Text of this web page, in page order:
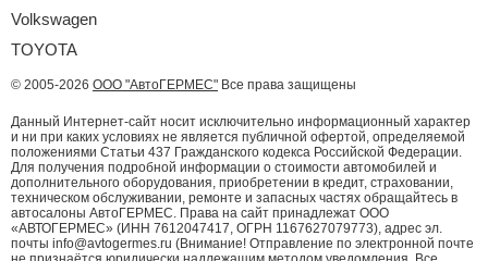
Volkswagen
TOYOTA
© 2005-2026 ООО "АвтоГЕРМЕС" Все права защищены
Данный Интернет-сайт носит исключительно информационный характер
и ни при каких условиях не является публичной офертой, определяемой
положениями Статьи 437 Гражданского кодекса Российской Федерации.
Для получения подробной информации о стоимости автомобилей и
дополнительного оборудования, приобретении в кредит, страховании,
техническом обслуживании, ремонте и запасных частях обращайтесь в
автосалоны АвтоГЕРМЕС. Права на сайт принадлежат ООО
«АВТОГЕРМЕС» (ИНН 7612047417, ОГРН 1167627079773), адрес эл.
почты info@avtogermes.ru (Внимание! Отправление по электронной почте